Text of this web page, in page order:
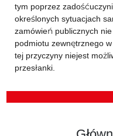
tym poprzez
określonych sytuacjach
zamówień publicznych
podmiotu zewnętrznego
tej przyczyny niejest
przesłanki.